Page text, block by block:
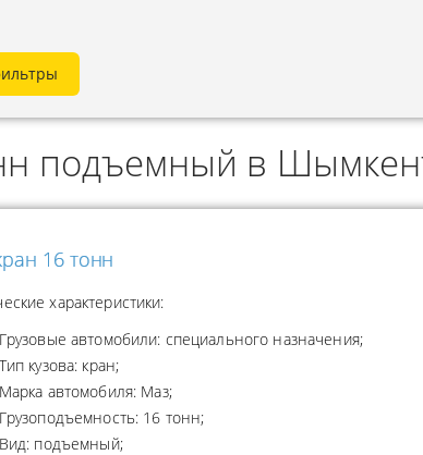
подъемный в
16 тонн
характеристики:
Грузовые автомобили: специального назначения;
Тип кузова: кран;
Марка автомобиля: Маз;
Грузоподъемность: 16 тонн;
Вид: подъемный;